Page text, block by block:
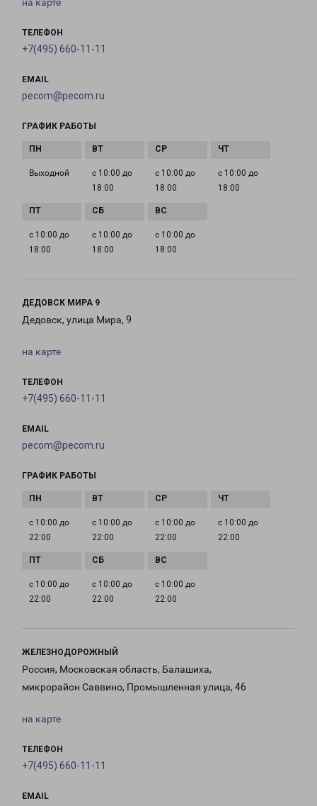
на карте
ТЕЛЕФОН
+7(495) 660-11-11
EMAIL
pecom@pecom.ru
ГРАФИК РАБОТЫ
Выходной
с 10:00 до
18:00
с 10:00 до
18:00
с 10:00 до
18:00
с 10:00 до
18:00
с 10:00 до
18:00
с 10:00 до
18:00
ДЕДОВСК МИРА 9
Дедовск, улица Мира, 9
на карте
ТЕЛЕФОН
+7(495) 660-11-11
EMAIL
pecom@pecom.ru
ГРАФИК РАБОТЫ
с 10:00 до
22:00
с 10:00 до
22:00
с 10:00 до
22:00
с 10:00 до
22:00
с 10:00 до
22:00
с 10:00 до
22:00
с 10:00 до
22:00
ЖЕЛЕЗНОДОРОЖНЫЙ
Россия, Московская область, Балашиха,
микрорайон Саввино, Промышленная улица, 46
на карте
ТЕЛЕФОН
+7(495) 660-11-11
EMAIL